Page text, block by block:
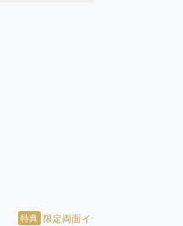
特典
限定両面イラストカー